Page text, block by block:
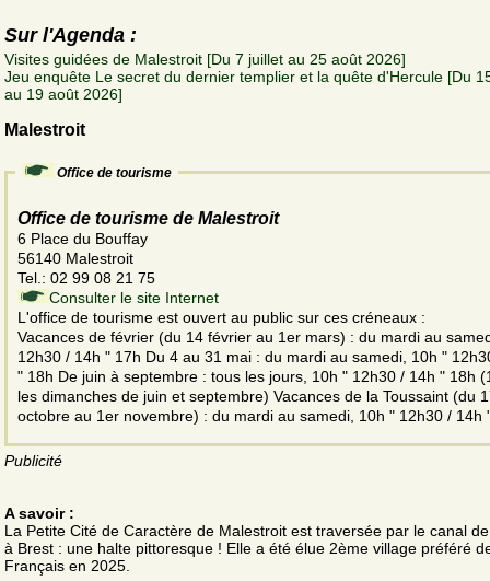
Sur l'Agenda :
Visites guidées de Malestroit [Du 7 juillet au 25 août 2026]
Jeu enquête Le secret du dernier templier et la quête d'Hercule [Du
au 19 août 2026]
Malestroit
Office de tourisme
Office de tourisme de Malestroit
6 Place du Bouffay
56140 Malestroit
Tel.: 02 99 08 21 75
Consulter le site Internet
L'office de tourisme est ouvert au public sur ces créneaux :
Vacances de février (du 14 février au 1er mars) : du mardi au
12h30 / 14h " 17h Du 4 au 31 mai : du mardi au samedi, 10h "
" 18h De juin à septembre : tous les jours, 10h " 12h30 / 14h " 18h
les dimanches de juin et septembre) Vacances de la Toussaint (du
octobre au 1er novembre) : du mardi au samedi, 10h " 12h30 / 14h
Publicité
A savoir :
La Petite Cité de Caractère de Malestroit est traversée par le canal
à Brest : une halte pittoresque ! Elle a été élue 2ème village préféré
Français en 2025.